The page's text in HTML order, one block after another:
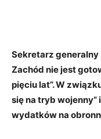
Sekretarz generalny
Zachód nie jest
pięciu lat”. W
się na tryb
wydatków na